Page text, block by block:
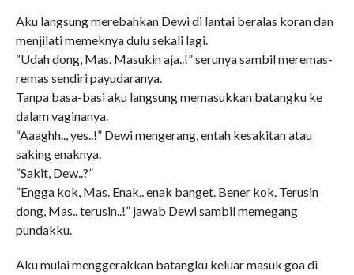
Aku langsung merebahkan Dewi di lantai beralas koran dan
menjilati memeknya dulu sekali lagi.
“Udah dong, Mas. Masukin aja..!” serunya sambil meremas-
remas sendiri payudaranya.
Tanpa basa-basi aku langsung memasukkan batangku ke
dalam vaginanya.
“Aaaghh.., yes..!” Dewi mengerang, entah kesakitan atau
saking enaknya.
“Sakit, Dew..?”
“Engga kok, Mas. Enak.. enak banget. Bener kok. Terusin
dong, Mas.. terusin..!” jawab Dewi sambil memegang
pundakku.
Aku mulai menggerakkan batangku keluar masuk goa di